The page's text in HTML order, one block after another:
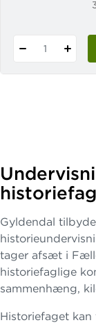
1
Gyldendal
tager afsæt i
historiefaglige
sammenhæng,
Historiefaget